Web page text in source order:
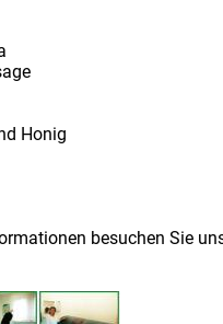
Honig
besuchen Sie